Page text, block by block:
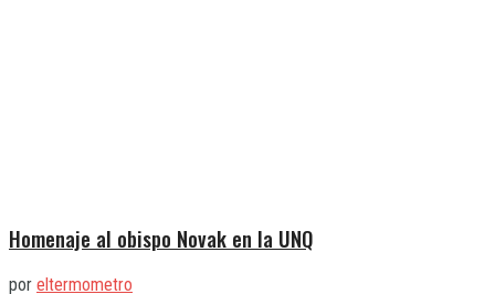
Homenaje al obispo Novak en la UNQ
por eltermometro